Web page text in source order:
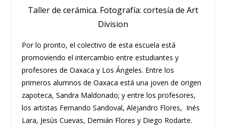
Taller de cerámica. Fotografía: cortesía de Art
Division
Por lo pronto, el colectivo de esta escuela está
promoviendo el intercambio entre estudiantes y
profesores de Oaxaca y Los Ángeles. Entre los
primeros alumnos de Oaxaca está una joven de origen
zapoteca, Sandra Maldonado; y entre los profesores,
los artistas Fernando Sandoval, Alejandro Flores, Inés
Lara, Jesús Cuevas, Demián Flores y Diego Rodarte.